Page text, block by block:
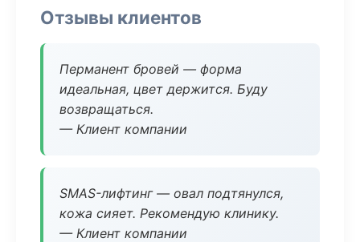
Отзывы клиентов
Перманент бровей — форма
идеальная, цвет держится. Буду
возвращаться.
— Клиент компании
SMAS-лифтинг — овал подтянулся,
кожа сияет. Рекомендую клинику.
— Клиент компании